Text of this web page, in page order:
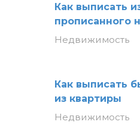
Как выписать
прописанного
Недвижимость
Как выписать
из квартиры
Недвижимость